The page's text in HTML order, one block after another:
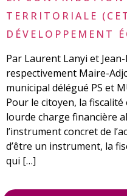
TERRITORIALE
DÉVELOPPEMENT
Par Laurent Lanyi et
respectivement Maire-
municipal délégué PS et
Pour le citoyen, la
lourde charge financière
l’instrument concret de
d’être un instrument, la
qui […]